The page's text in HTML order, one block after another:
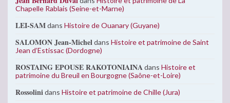
Chapelle Rablais (Seine-et-Marne)
LEI-SAMdans Histoire de Ouanary (Guyane)
SALOMON Jean-Micheldans Histoire et patrimoine de Saint
Jean d’Estissac (Dordogne)
ROSTAING EPOUSE RAKOTONIAINAdans Histoire et
patrimoine du Breuil en Bourgogne (Saône-et-Loire)
Rossolinidans Histoire et patrimoine de Chille (Jura)